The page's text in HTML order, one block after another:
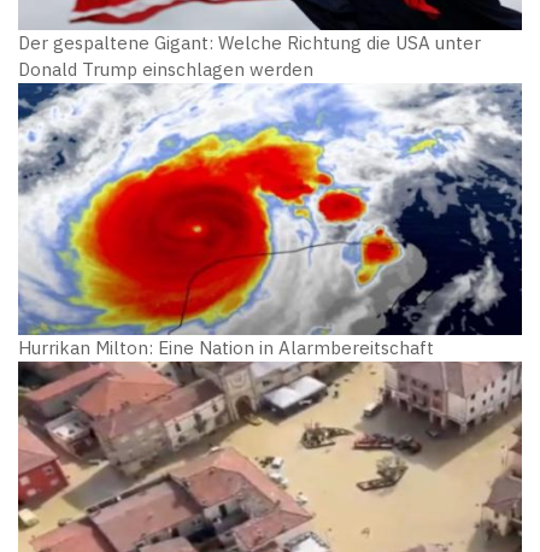
Der gespaltene Gigant: Welche Richtung die USA unter
Donald Trump einschlagen werden
Hurrikan Milton: Eine Nation in Alarmbereitschaft